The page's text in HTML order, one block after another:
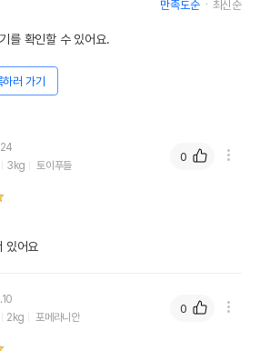
만족도순 최신순
를 확인할 수 있어요.
하러 가기
3kg 토이푸들
있어요
0
2kg 포메라니안
0